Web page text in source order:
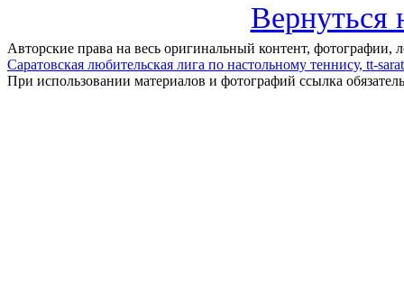
Вернуться
Авторские права на весь оригинальный контент, фотографии,
Саратовская любительская лига по настольному теннису, tt-
При использовании материалов и фотографий ссылка